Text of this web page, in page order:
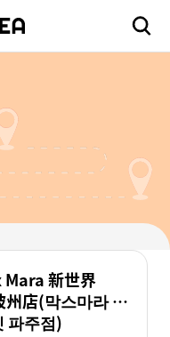
新世界
店(막스마라 신
파주점)